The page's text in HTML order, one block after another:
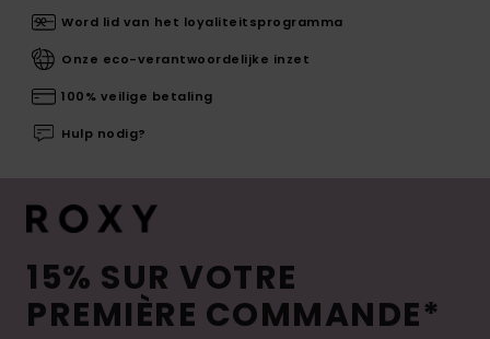
Word lid van het loyaliteitsprogramma
Onze eco-verantwoordelijke inzet
100% veilige betaling
Hulp nodig?
15% SUR VOTRE
PREMIÈRE COMMANDE*